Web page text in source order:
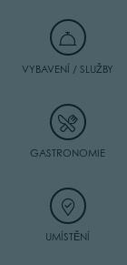
VYBAVENÍ / SLUŽBY
GASTRONOMIE
UMÍSTĚNÍ